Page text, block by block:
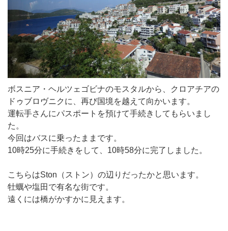
ボスニア・ヘルツェゴビナのモスタルから、クロアチアの
ドゥブロヴニクに、再び国境を越えて向かいます。
運転手さんにパスポートを預けて手続きしてもらいまし
た。
今回はバスに乗ったままです。
10時25分に手続きをして、10時58分に完了しました。
こちらはSton（ストン）の辺りだったかと思います。
牡蠣や塩田で有名な街です。
遠くには橋がかすかに見えます。